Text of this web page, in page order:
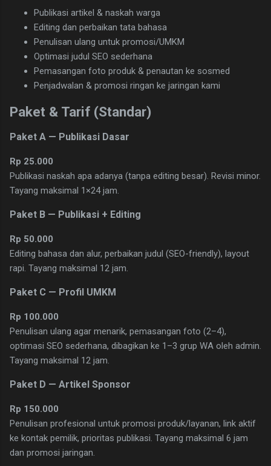
Publikasi artikel & naskah warga
Editing dan perbaikan tata bahasa
Penulisan ulang untuk promosi/UMKM
Optimasi judul SEO sederhana
Pemasangan foto produk & penautan ke sosmed
Penjadwalan & promosi ringan ke jaringan kami
Paket & Tarif (Standar)
Paket A — Publikasi Dasar
Rp 25.000
Publikasi naskah apa adanya (tanpa editing besar). Revisi minor.
Tayang maksimal 1×24 jam.
Paket B — Publikasi + Editing
Rp 50.000
Editing bahasa dan alur, perbaikan judul (SEO-friendly), layout
rapi. Tayang maksimal 12 jam.
Paket C — Profil UMKM
Rp 100.000
Penulisan ulang agar menarik, pemasangan foto (2–4),
optimasi SEO sederhana, dibagikan ke 1–3 grup WA oleh admin.
Tayang maksimal 12 jam.
Paket D — Artikel Sponsor
Rp 150.000
Penulisan profesional untuk promosi produk/layanan, link aktif
ke kontak pemilik, prioritas publikasi. Tayang maksimal 6 jam
dan promosi jaringan.